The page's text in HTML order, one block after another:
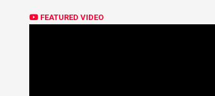
FEATURED VIDEO